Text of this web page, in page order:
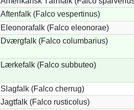
Aftenfalk (Falco vespertinus)
Eleonorafalk (Falco eleonorae)
Dværgfalk (Falco columbarius)
Lærkefalk (Falco subbuteo)
Slagfalk (Falco cherrug)
Jagtfalk (Falco rusticolus)